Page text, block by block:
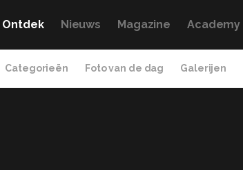
Ontdek Nieuws Magazine Academy
Categorieën Foto van de dag Galerijen